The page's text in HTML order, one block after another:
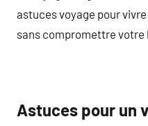
astuces voyage pour
sans compromettre votre
Astuces pour un